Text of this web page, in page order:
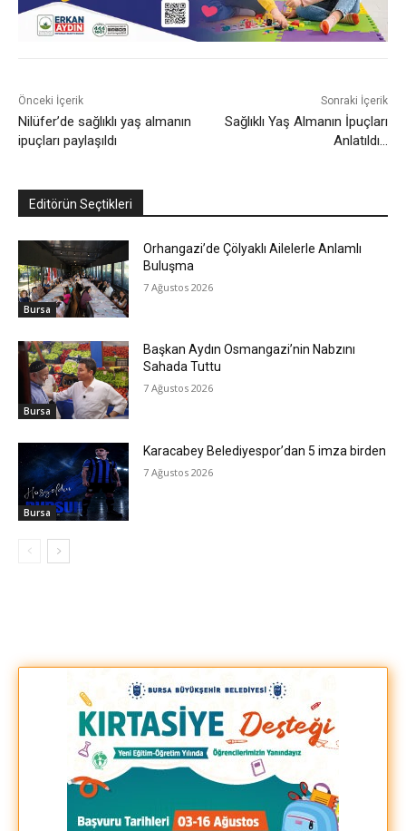
Önceki İçerik
Nilüfer’de sağlıklı yaş almanın
ipuçları paylaşıldı
Sonraki İçerik
Sağlıklı Yaş Almanın İpuçları
Anlatıldı…
Editörün Seçtikleri
Bursa
Orhangazi’de Çölyaklı Ailelerle Anlamlı
Buluşma
7 Ağustos 2026
Bursa
Başkan Aydın Osmangazi’nin Nabzını
Sahada Tuttu
7 Ağustos 2026
Bursa
Karacabey Belediyespor’dan 5 imza birden
7 Ağustos 2026